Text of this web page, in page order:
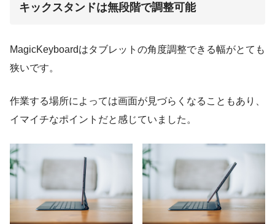
キックスタンドは無段階で調整可能
MagicKeyboardはタブレットの角度調整できる幅がとても
狭いです。
作業する場所によっては画面が見づらくなることもあり、
イマイチなポイントだと感じていました。